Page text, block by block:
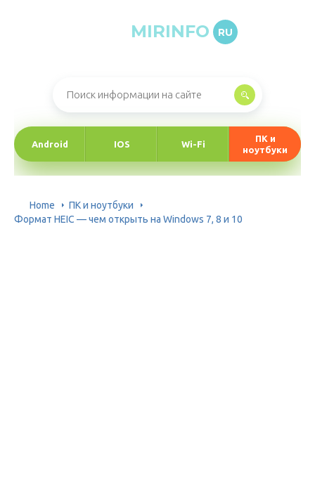
MIRINFO RU
Android IOS Wi-Fi
ПК и
ноутбуки
Home
ПК и ноутбуки
Формат HEIC — чем открыть на Windows 7, 8 и 10